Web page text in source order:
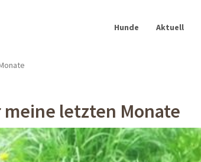
Hunde Aktuell
meine letzten Monate